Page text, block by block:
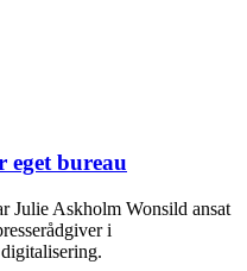
eget bureau
Julie Askholm Wonsild ansat
i